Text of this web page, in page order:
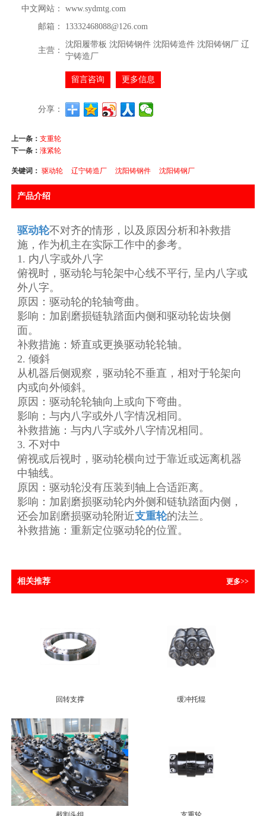
中文网站：
www.sydmtg.com
邮箱：
13332468088@126.com
主营：
沈阳履带板 沈阳铸钢件 沈阳铸造件 沈阳铸钢厂 辽
宁铸造厂
留言咨询 更多信息
分享：
上一条：支重轮
下一条：涨紧轮
关键词：驱动轮 辽宁铸造厂 沈阳铸钢件 沈阳铸钢厂
产品介绍
驱动轮不对齐的情形，以及原因分析和补救措
施，作为机主在实际工作中的参考。
1. 内八字或外八字
俯视时，驱动轮与轮架中心线不平行, 呈内八字或
外八字。
原因：驱动轮的轮轴弯曲。
影响：加剧磨损链轨踏面内侧和驱动轮齿块侧
面。
补救措施：矫直或更换驱动轮轮轴。
2. 倾斜
从机器后侧观察，驱动轮不垂直，相对于轮架向
内或向外倾斜。
原因：驱动轮轮轴向上或向下弯曲。
影响：与内八字或外八字情况相同。
补救措施：与内八字或外八字情况相同。
3. 不对中
俯视或后视时，驱动轮横向过于靠近或远离机器
中轴线。
原因：驱动轮没有压装到轴上合适距离。
影响：加剧磨损驱动轮内外侧和链轨踏面内侧，
还会加剧磨损驱动轮附近支重轮的法兰。
补救措施：重新定位驱动轮的位置。
相关推荐 更多>>
回转支撑 缓冲托辊